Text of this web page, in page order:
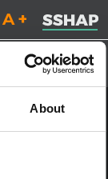
About
Diminuez la taille de la
Réinitialisez la